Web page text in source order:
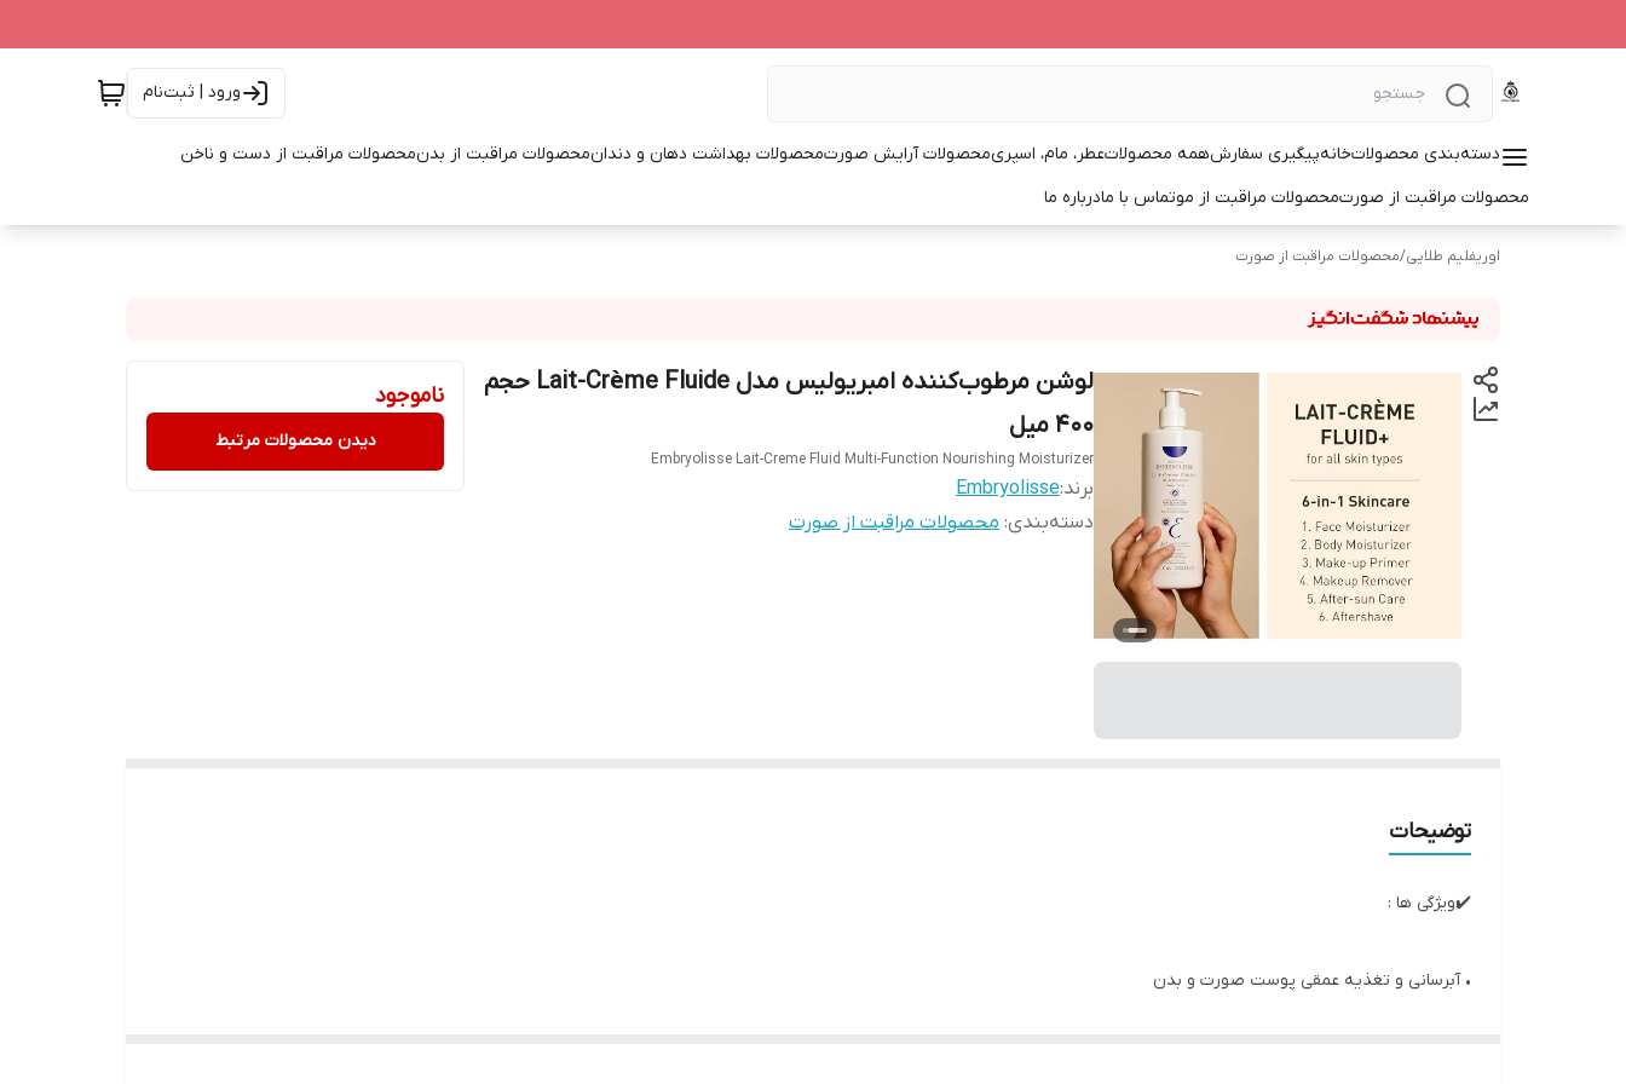
ورود | ثبت‌نام
دسته‌بندی محصولاتخانهپیگیری سفارشهمه محصولاتعطر، مام، اسپریمحصولات آرایش صورتمحصولات بهداشت دهان و دندانمحصولات مراقبت از بدنمحصولات مراقبت از دست و ناخن
محصولات مراقبت از صورتمحصولات مراقبت از موتماس با مادرباره ما
اوریفلیم طلایی/محصولات مراقبت از صورت
لوشن مرطوب‌کننده امبریولیس مدل Lait-Crème Fluide حجم
400 میل
Embryolisse Lait-Creme Fluid Multi-Function Nourishing Moisturizer
برند:Embryolisse
دسته‌بندی: محصولات مراقبت از صورت
ناموجود
دیدن محصولات مرتبط
توضیحات
✔️ویژگی ها :
• آبرسانی و تغذیه عمقی پوست صورت و بدن